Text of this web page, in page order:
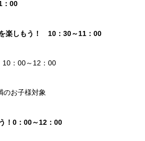
00
楽しもう！ 10：30～11：00
10：00～12：00
様対象
！0：00～12：00